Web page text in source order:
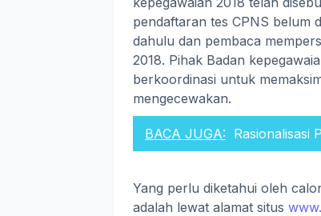
pendaftaran tes CPNS belum
dahulu dan pembaca
2018. Pihak Badan
berkoordinasi untuk
mengecewakan.
BACA JUGA: Rasionalisasi
Yang perlu diketahui oleh
adalah lewat alamat situs